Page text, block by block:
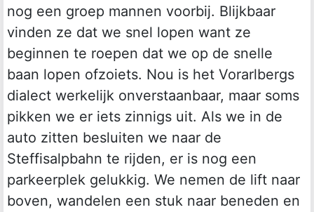
nog een groep mannen voorbij. Blijkbaar
vinden ze dat we snel lopen want ze
beginnen te roepen dat we op de snelle
baan lopen ofzoiets. Nou is het Vorarlbergs
dialect werkelijk onverstaanbaar, maar soms
pikken we er iets zinnigs uit. Als we in de
auto zitten besluiten we naar de
Steffisalpbahn te rijden, er is nog een
parkeerplek gelukkig. We nemen de lift naar
boven, wandelen een stuk naar beneden en